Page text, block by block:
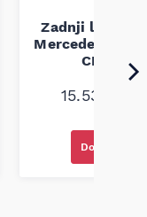
Zadnji lonac
Mercedes E
CDI 98-
15.530,00
Dodaj u